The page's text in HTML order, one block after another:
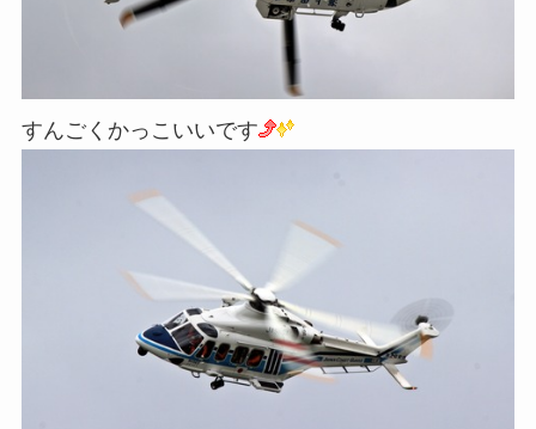
すんごくかっこいいです